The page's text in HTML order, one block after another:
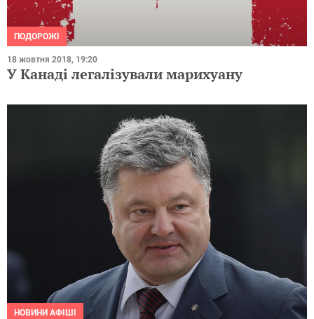
ПОДОРОЖІ
18 жовтня 2018, 19:20
У Канаді легалізували марихуану
НОВИНИ АФІШІ